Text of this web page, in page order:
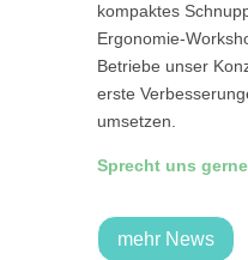
kompaktes
Ergonomie-
Betriebe unser
erste
umsetzen.
Sprecht uns
mehr News